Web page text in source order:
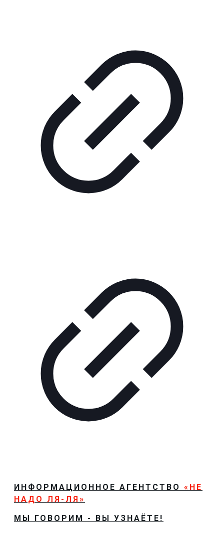
ИНФОРМАЦИОННОЕ АГЕНТСТВО «НЕ
НАДО ЛЯ-ЛЯ»
МЫ ГОВОРИМ - ВЫ УЗНАЁТЕ!